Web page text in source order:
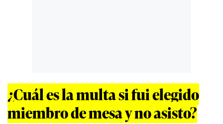
¿Cuál es la multa si fui elegido
miembro de mesa y no asisto?